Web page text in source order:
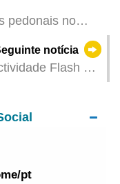
pedonais no
do Dia do
notícia
Flash de
pt